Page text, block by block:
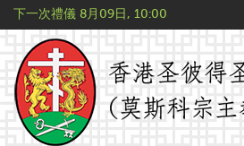
下一次禮儀 8月09日, 10:00